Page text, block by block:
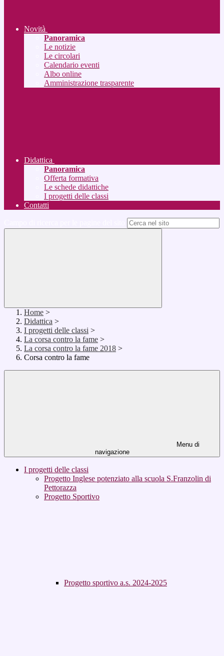
Novità
Panoramica
Le notizie
Le circolari
Calendario eventi
Albo online
Amministrazione trasparente
Didattica
Panoramica
Offerta formativa
Le schede didattiche
I progetti delle classi
Contatti
Home >
Didattica >
I progetti delle classi >
La corsa contro la fame >
La corsa contro la fame 2018 >
Corsa contro la fame
Menu di
navigazione
I progetti delle classi
Progetto Inglese potenziato alla scuola S.Franzolin di
Pettorazza
Progetto Sportivo
Progetto sportivo a.s. 2024-2025